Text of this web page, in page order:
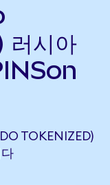
시아
TOKENIZED)